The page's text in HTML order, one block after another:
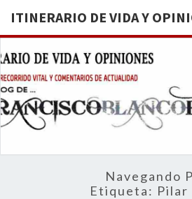
ITINERARIO DE VIDA Y
Navegando
Etiqueta: